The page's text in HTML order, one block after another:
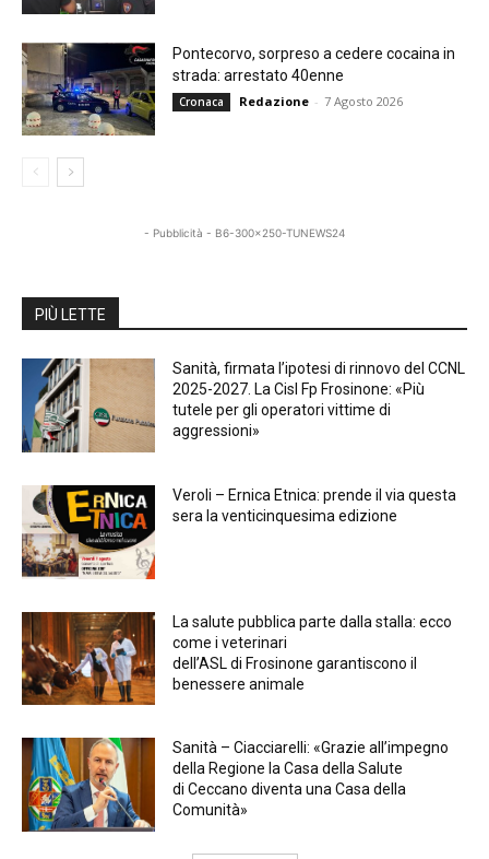
Pontecorvo, sorpreso a cedere cocaina in
strada: arrestato 40enne
Cronaca Redazione - 7 Agosto 2026
- Pubblicità - B6-300x250-TUNEWS24
PIÙ LETTE
Sanità, firmata l’ipotesi di rinnovo del CCNL
2025-2027. La Cisl Fp Frosinone: «Più
tutele per gli operatori vittime di
aggressioni»
Veroli – Ernica Etnica: prende il via questa
sera la venticinquesima edizione
La salute pubblica parte dalla stalla: ecco
come i veterinari
dell’ASL di Frosinone garantiscono il
benessere animale
Sanità – Ciacciarelli: «Grazie all’impegno
della Regione la Casa della Salute
di Ceccano diventa una Casa della
Comunità»